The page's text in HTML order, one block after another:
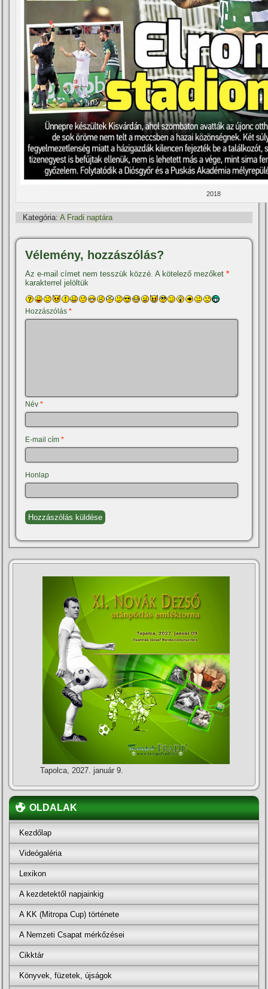
2018
Kategória: A Fradi naptára
Vélemény, hozzászólás?
Az e-mail címet nem tesszük közzé. A kötelező mezőket*
karakterrel jelöltük
Hozzászólás*
Név*
E-mail cím*
Honlap
Tapolca, 2027. január 9.
OLDALAK
Kezdőlap
Videógaléria
Lexikon
A kezdetektől napjainkig
A KK (Mitropa Cup) története
A Nemzeti Csapat mérkőzései
Cikktár
Könyvek, füzetek, újságok